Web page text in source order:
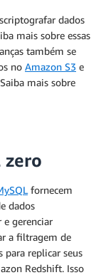
dados
mais sobre essas
também se
no Amazon S3 e
mais sobre
zero
fornecem
dados
e gerenciar
a filtragem de
para replicar seus
Redshift. Isso